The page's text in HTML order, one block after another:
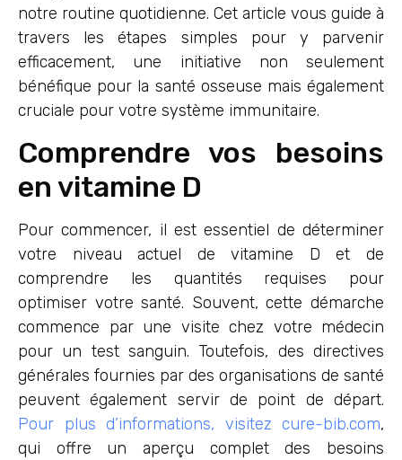
notre routine quotidienne. Cet article vous guide à
travers les étapes simples pour y parvenir
efficacement, une initiative non seulement
bénéfique pour la santé osseuse mais également
cruciale pour votre système immunitaire.
Comprendre vos besoins
en vitamine D
Pour commencer, il est essentiel de déterminer
votre niveau actuel de vitamine D et de
comprendre les quantités requises pour
optimiser votre santé. Souvent, cette démarche
commence par une visite chez votre médecin
pour un test sanguin. Toutefois, des directives
générales fournies par des organisations de santé
peuvent également servir de point de départ.
Pour plus d’informations, visitez cure-bib.com,
qui offre un aperçu complet des besoins